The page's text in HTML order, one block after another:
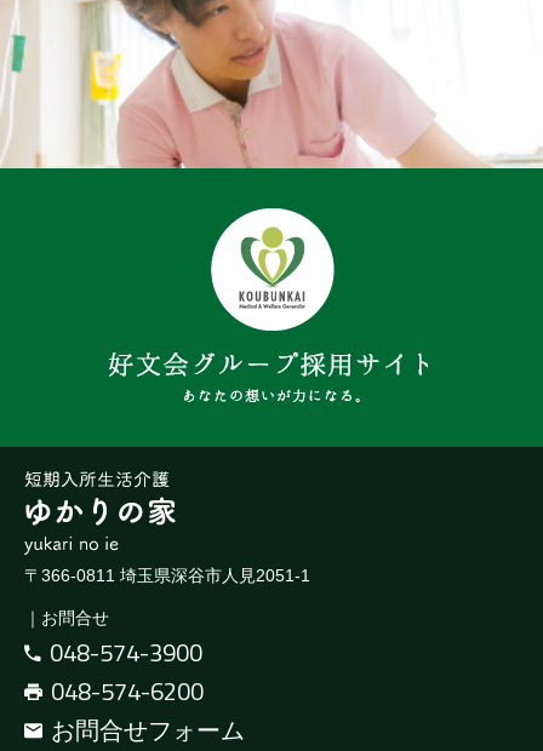
〒366-0811 埼玉県深谷市人見2051-1
｜お問合せ
048-574-3900
048-574-6200
お問合せフォーム